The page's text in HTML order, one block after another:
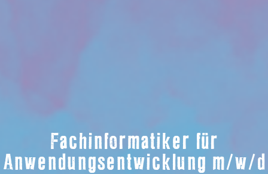
Fachinformatiker für
Anwendungsentwicklung m/w/d